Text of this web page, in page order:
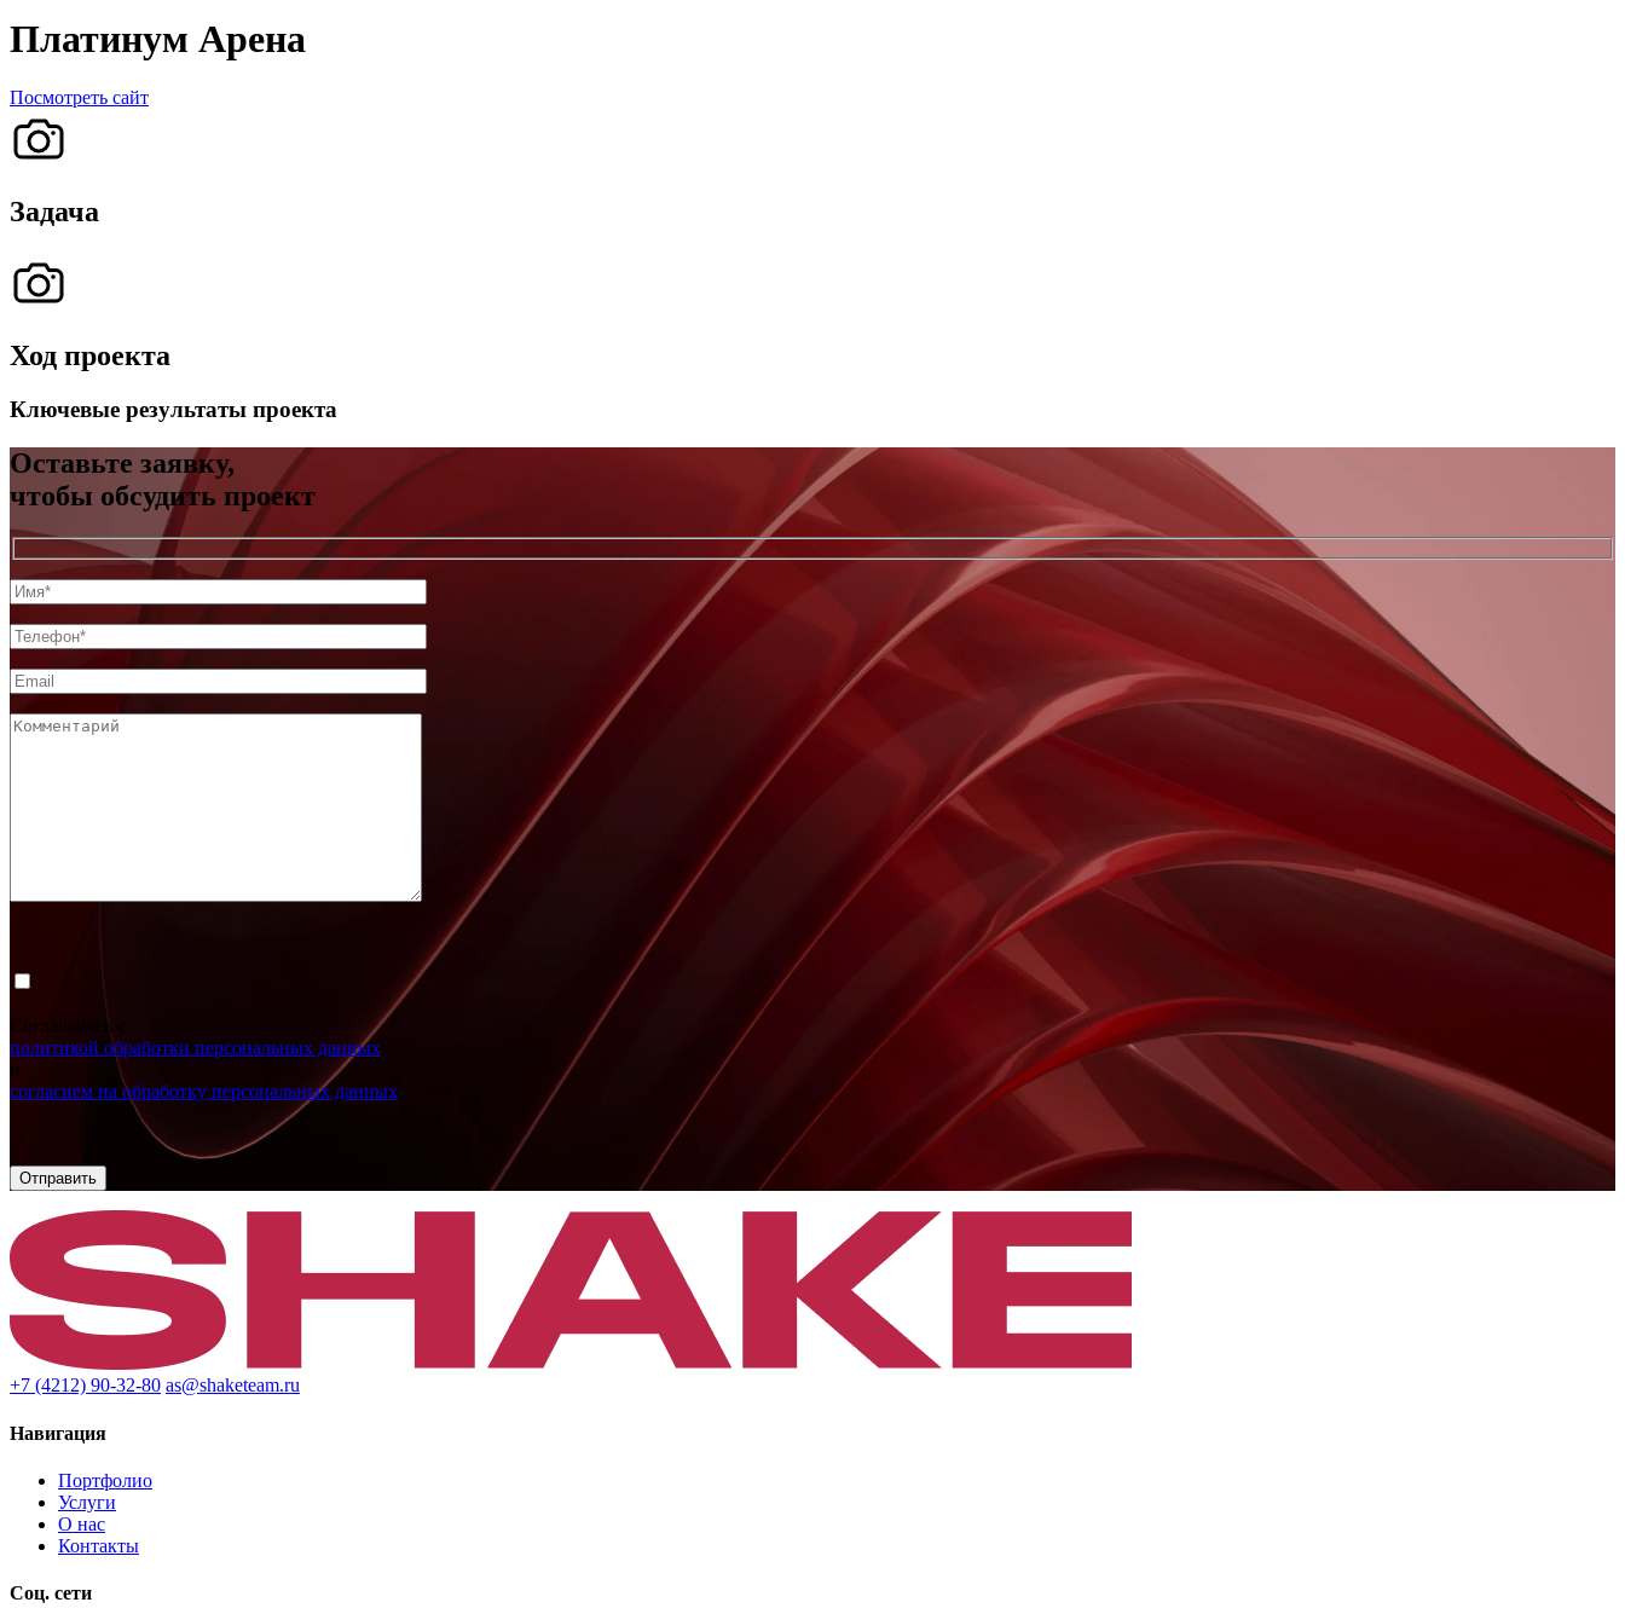
Платинум Арена
Посмотреть сайт
Задача
Ход проекта
Ключевые результаты проекта
Оставьте заявку,
чтобы обсудить проект
Соглашаюсь с
политикой обработки персональных данных
и
согласием на обработку персональных данных
+7 (4212) 90-32-80 as@shaketeam.ru
Навигация
Портфолио
Услуги
О нас
Контакты
Соц. сети